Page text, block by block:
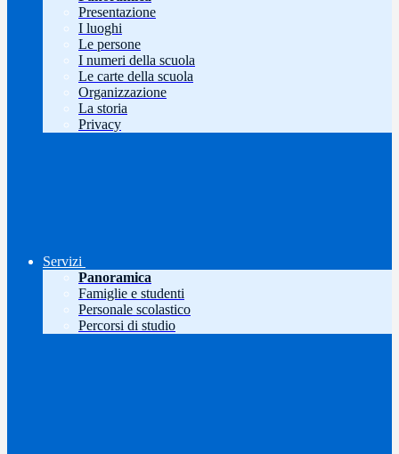
Presentazione
I luoghi
Le persone
I numeri della scuola
Le carte della scuola
Organizzazione
La storia
Privacy
Servizi
Panoramica
Famiglie e studenti
Personale scolastico
Percorsi di studio